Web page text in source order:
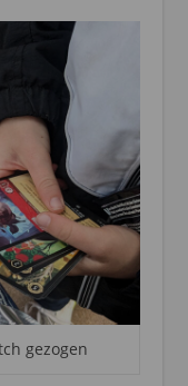
gezogen